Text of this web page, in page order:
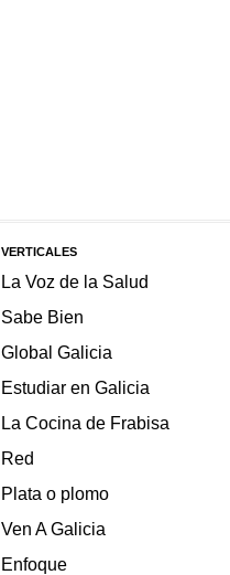
VERTICALES
La Voz de la Salud
Sabe Bien
Global Galicia
Estudiar en Galicia
La Cocina de Frabisa
Red
Plata o plomo
Ven A Galicia
Enfoque